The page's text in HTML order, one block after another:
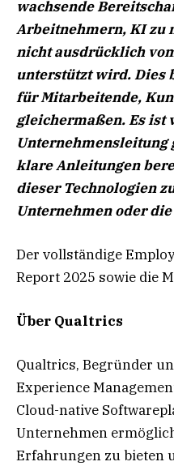
wachsende
Arbeitnehmern, KI zu
nicht ausdrücklich
unterstützt wird. Dies
für Mitarbeitende,
gleichermaßen. Es ist
Unternehmensleitung
klare Anleitungen
dieser Technologien
Unternehmen oder
Der vollständige
Report 2025 sowie die
Über Qualtrics
Qualtrics, Begründer
Experience
Cloud-native
Unternehmen
Erfahrungen zu bieten